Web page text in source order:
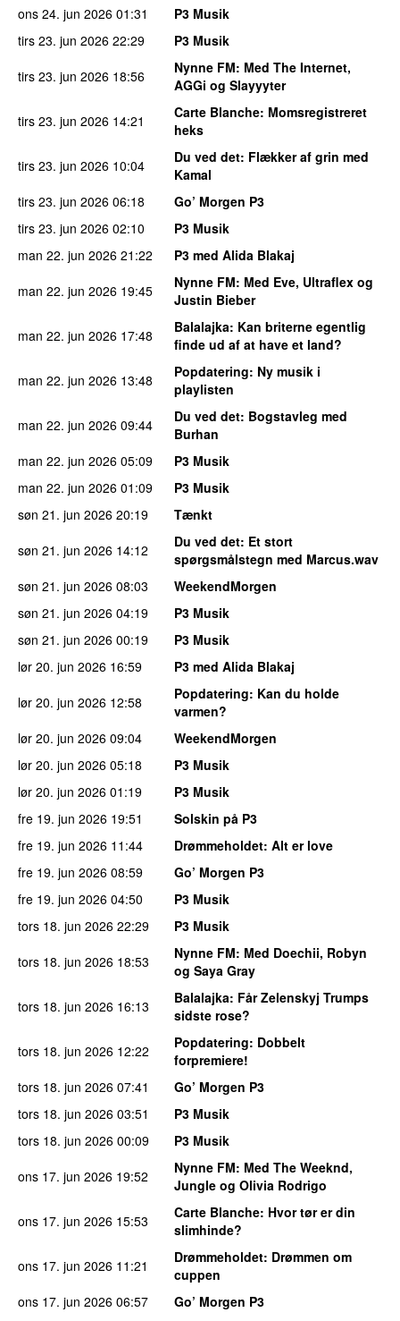
ons 24. jun 2026 01:31
P3 Musik
tirs 23. jun 2026 22:29
P3 Musik
tirs 23. jun 2026 18:56 Nynne FM: Med The Internet,
AGGi og Slayyyter
tirs 23. jun 2026 14:21 Carte Blanche: Momsregistreret
heks
tirs 23. jun 2026 10:04 Du ved det: Flækker af grin med
Kamal
tirs 23. jun 2026 06:18
Go’ Morgen P3
tirs 23. jun 2026 02:10
P3 Musik
man 22. jun 2026 21:22
P3 med Alida Blakaj
man 22. jun 2026 19:45 Nynne FM: Med Eve, Ultraflex og
Justin Bieber
man 22. jun 2026 17:48 Balalajka: Kan briterne egentlig
finde ud af at have et land?
man 22. jun 2026 13:48 Popdatering: Ny musik i
playlisten
man 22. jun 2026 09:44 Du ved det: Bogstavleg med
Burhan
man 22. jun 2026 05:09
P3 Musik
man 22. jun 2026 01:09
P3 Musik
søn 21. jun 2026 20:19
Tænkt
søn 21. jun 2026 14:12 Du ved det: Et stort
spørgsmålstegn med Marcus.wav
søn 21. jun 2026 08:03
WeekendMorgen
søn 21. jun 2026 04:19
P3 Musik
søn 21. jun 2026 00:19
P3 Musik
lør 20. jun 2026 16:59
P3 med Alida Blakaj
lør 20. jun 2026 12:58 Popdatering: Kan du holde
varmen?
lør 20. jun 2026 09:04
WeekendMorgen
lør 20. jun 2026 05:18
P3 Musik
lør 20. jun 2026 01:19
P3 Musik
fre 19. jun 2026 19:51
Solskin på P3
fre 19. jun 2026 11:44 Drømmeholdet: Alt er love
fre 19. jun 2026 08:59
Go’ Morgen P3
fre 19. jun 2026 04:50
P3 Musik
tors 18. jun 2026 22:29
P3 Musik
tors 18. jun 2026 18:53 Nynne FM: Med Doechii, Robyn
og Saya Gray
tors 18. jun 2026 16:13 Balalajka: Får Zelenskyj Trumps
sidste rose?
tors 18. jun 2026 12:22 Popdatering: Dobbelt
forpremiere!
tors 18. jun 2026 07:41
Go’ Morgen P3
tors 18. jun 2026 03:51
P3 Musik
tors 18. jun 2026 00:09
P3 Musik
ons 17. jun 2026 19:52 Nynne FM: Med The Weeknd,
Jungle og Olivia Rodrigo
ons 17. jun 2026 15:53 Carte Blanche: Hvor tør er din
slimhinde?
ons 17. jun 2026 11:21 Drømmeholdet: Drømmen om
cuppen
ons 17. jun 2026 06:57
Go’ Morgen P3